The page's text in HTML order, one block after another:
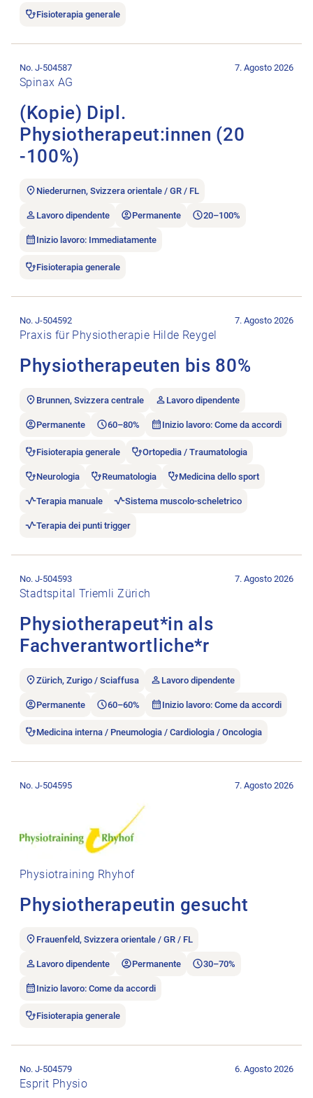
Fisioterapia generale
Spinax AG
(Kopie) Dipl.
Physiotherapeut:innen (20
-100%)
No. J-504587 7. Agosto 2026
Niederurnen, Svizzera orientale / GR / FL
Lavoro dipendente Permanente 20–100%
Inizio lavoro: Immediatamente
Fisioterapia generale
Praxis für Physiotherapie Hilde Reygel
Physiotherapeuten bis 80%
No. J-504592 7. Agosto 2026
Brunnen, Svizzera centrale Lavoro dipendente
Permanente 60–80% Inizio lavoro: Come da accordi
Fisioterapia generale Ortopedia / Traumatologia
Neurologia Reumatologia Medicina dello sport
Terapia manuale Sistema muscolo-scheletrico
Terapia dei punti trigger
Stadtspital Triemli Zürich
Physiotherapeut*in als
Fachverantwortliche*r
No. J-504593 7. Agosto 2026
Zürich, Zurigo / Sciaffusa Lavoro dipendente
Permanente 60–60% Inizio lavoro: Come da accordi
Medicina interna / Pneumologia / Cardiologia / Oncologia
Physiotraining Rhyhof
Physiotherapeutin gesucht
No. J-504595 7. Agosto 2026
Frauenfeld, Svizzera orientale / GR / FL
Lavoro dipendente Permanente 30–70%
Inizio lavoro: Come da accordi
Fisioterapia generale
Esprit Physio
No. J-504579 6. Agosto 2026